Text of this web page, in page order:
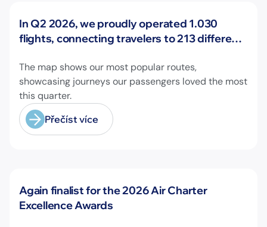
Novinky
In Q2 2026, we proudly operated 1.030
flights, connecting travelers to 213 different
The map shows our most popular routes,
showcasing journeys our passengers loved the most
this quarter.
Přečíst více
Novinky
Again finalist for the 2026 Air Charter
Excellence Awards